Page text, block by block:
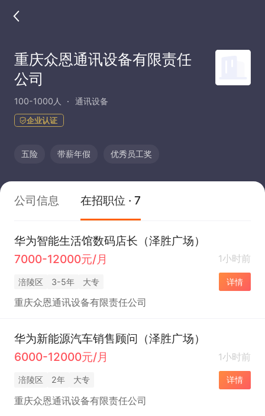
重庆众恩通讯设备有限责任
公司
100-1000人 通讯设备
企业认证
五险 带薪年假 优秀员工奖
公司信息 在招职位 · 7
华为智能生活馆数码店长（泽胜广场）
7000-12000元/月
1小时前
涪陵区 3-5年 大专 详情
重庆众恩通讯设备有限责任公司
华为新能源汽车销售顾问（泽胜广场）
6000-12000元/月
1小时前
涪陵区 2年 大专 详情
重庆众恩通讯设备有限责任公司